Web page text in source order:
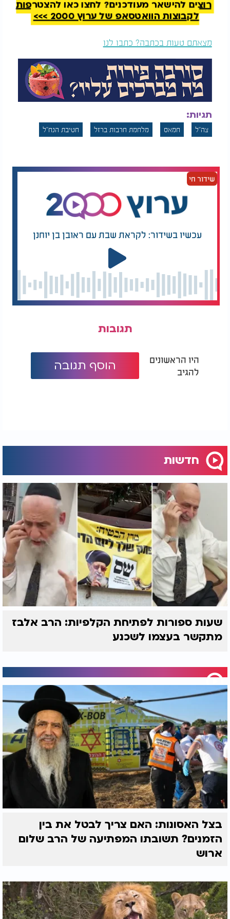
רוצים להישאר מעודכנים? לחצו כאן להצטרפות
לקבוצות הוואטסאפ של ערוץ 2000 >>>
מצאתם טעות בכתבה? כתבו לנו
תגיות:
צה"ל חמאס מלחמת חרבות ברזל חטיבת הנח"ל
שידור חי
עכשיו בשידור: לקראת שבת עם ראובן בן יוחנן
תגובות
היו הראשונים
להגיב
הוסף תגובה
חדשות
שעות ספורות לפתיחת הקלפיות: הרב אלבז
מתקשר בעצמו לשכנע
בצל האסונות: האם צריך לבטל את בין
הזמנים? תשובתו המפתיעה של הרב שלום
ארוש